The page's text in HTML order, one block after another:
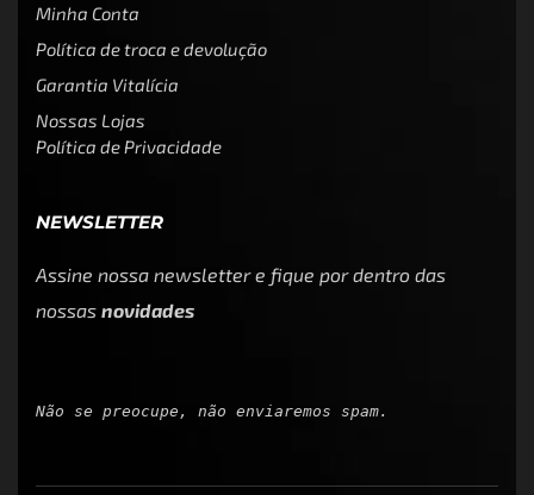
Minha Conta
Política de troca e devolução
Garantia Vitalícia
Nossas Lojas
Política de Privacidade
NEWSLETTER
Assine nossa newsletter e fique por dentro das
nossas novidades
Não se preocupe, não enviaremos spam.